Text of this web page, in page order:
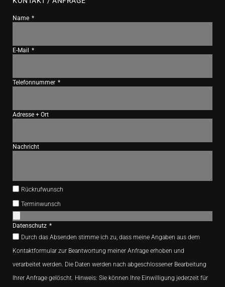
Name
E-Mail
Telefonnummer
Adresse + Ort
Nachricht
Rückrufwunsch
Terminwunsch
Datenschutz
Durch das Absenden stimme ich zu, dass meine Angaben aus dem
Kontaktformular zur Beantwortung meiner Anfrage erhoben und
verarbeitet werden. Die Daten werden nach abgeschlossener Bearbeitung
Ihrer Anfrage gelöscht. Hinweis: Sie können Ihre Einwilligung jederzeit für